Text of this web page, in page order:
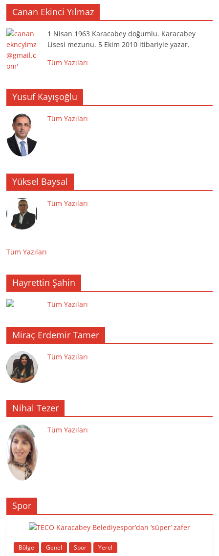
Canan Ekinci Yılmaz
1 Nisan 1963 Karacabey doğumlu. Karacabey
Lisesi mezunu. 5 Ekim 2010 itibariyle yazar.
Tüm Yazıları
Yusuf Kayışoğlu
Tüm Yazıları
Yüksel Baysal
Tüm Yazıları
Tüm Yazıları
Hayrettin Şahin
Tüm Yazıları
Miraç Erdemir Tamer
Tüm Yazıları
Nihal Tezer
Tüm Yazıları
Spor
Bölge Genel Spor Yerel